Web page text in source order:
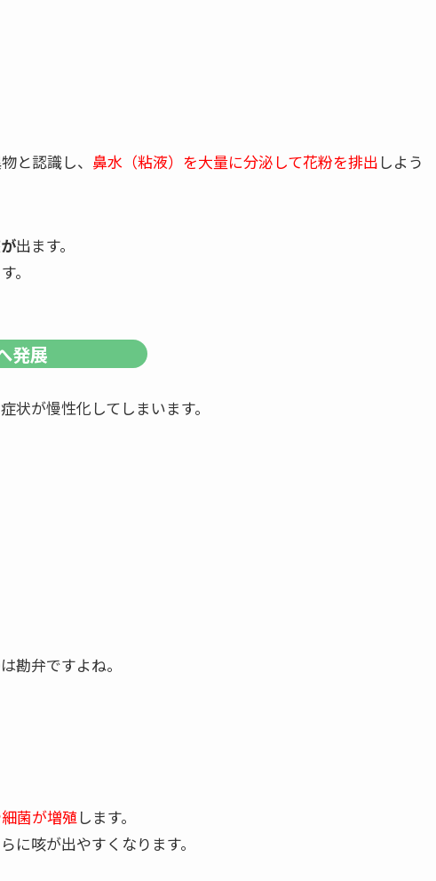
と認識し、 鼻水（粘液）を大量に分泌して花粉を排出 しよう
出ます。
。
発展
状が慢性化してしまいます。
勘弁ですよね。
菌が増殖します。
に咳が出やすくなります。